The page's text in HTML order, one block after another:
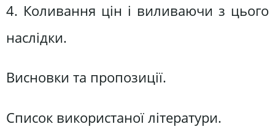
4. Коливання цін і виливаючи з цього
наслідки.
Висновки та пропозиції.
Список використаної літератури.